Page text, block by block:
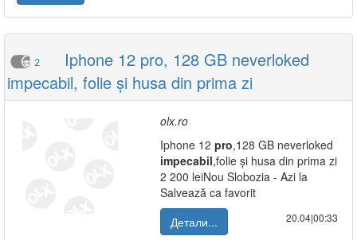
2
Iphone 12 pro, 128 GB neverloked
impecabil, folie și husa din prima zi
olx.ro
Iphone 12 pro,128 GB neverloked
impecabil,folie și husa din prima zi
2 200 leiNou Slobozia - Azi la
Salvează ca favorit
Детали...
20.04|00:33